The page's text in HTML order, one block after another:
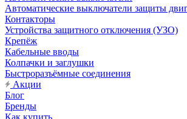
Автоматические выключатели защиты
Контакторы
Устройства защитного отключения (УЗО)
Крепёж
Кабельные вводы
Колпачки и заглушки
Быстроразъёмные соединения
Акции
Блог
Бренды
Как купить